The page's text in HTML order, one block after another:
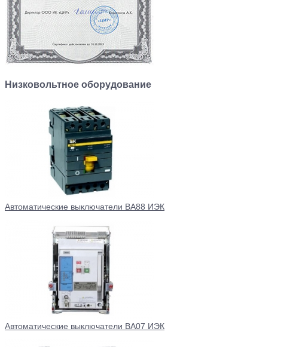
Низковольтное оборудование
Автоматические выключатели ВА88 ИЭК
Автоматические выключатели ВА07 ИЭК